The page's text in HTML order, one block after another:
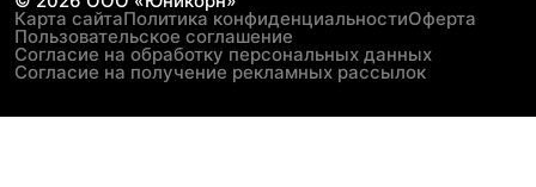
Карта сайтаПолитика конфиденциальностиОферта
Пользовательское соглашение
Согласие на обработку персональных данных
Согласие на получение рекламных рассылок